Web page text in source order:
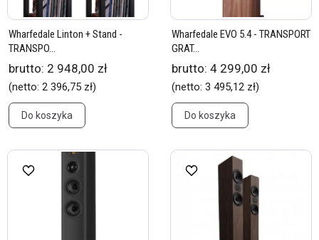
Wharfedale Linton + Stand -
TRANSPO...
brutto: 2 948,00 zł
(netto: 2 396,75 zł)
Do koszyka
Wharfedale EVO 5.4 - TRANSPORT
GRAT...
brutto: 4 299,00 zł
(netto: 3 495,12 zł)
Do koszyka